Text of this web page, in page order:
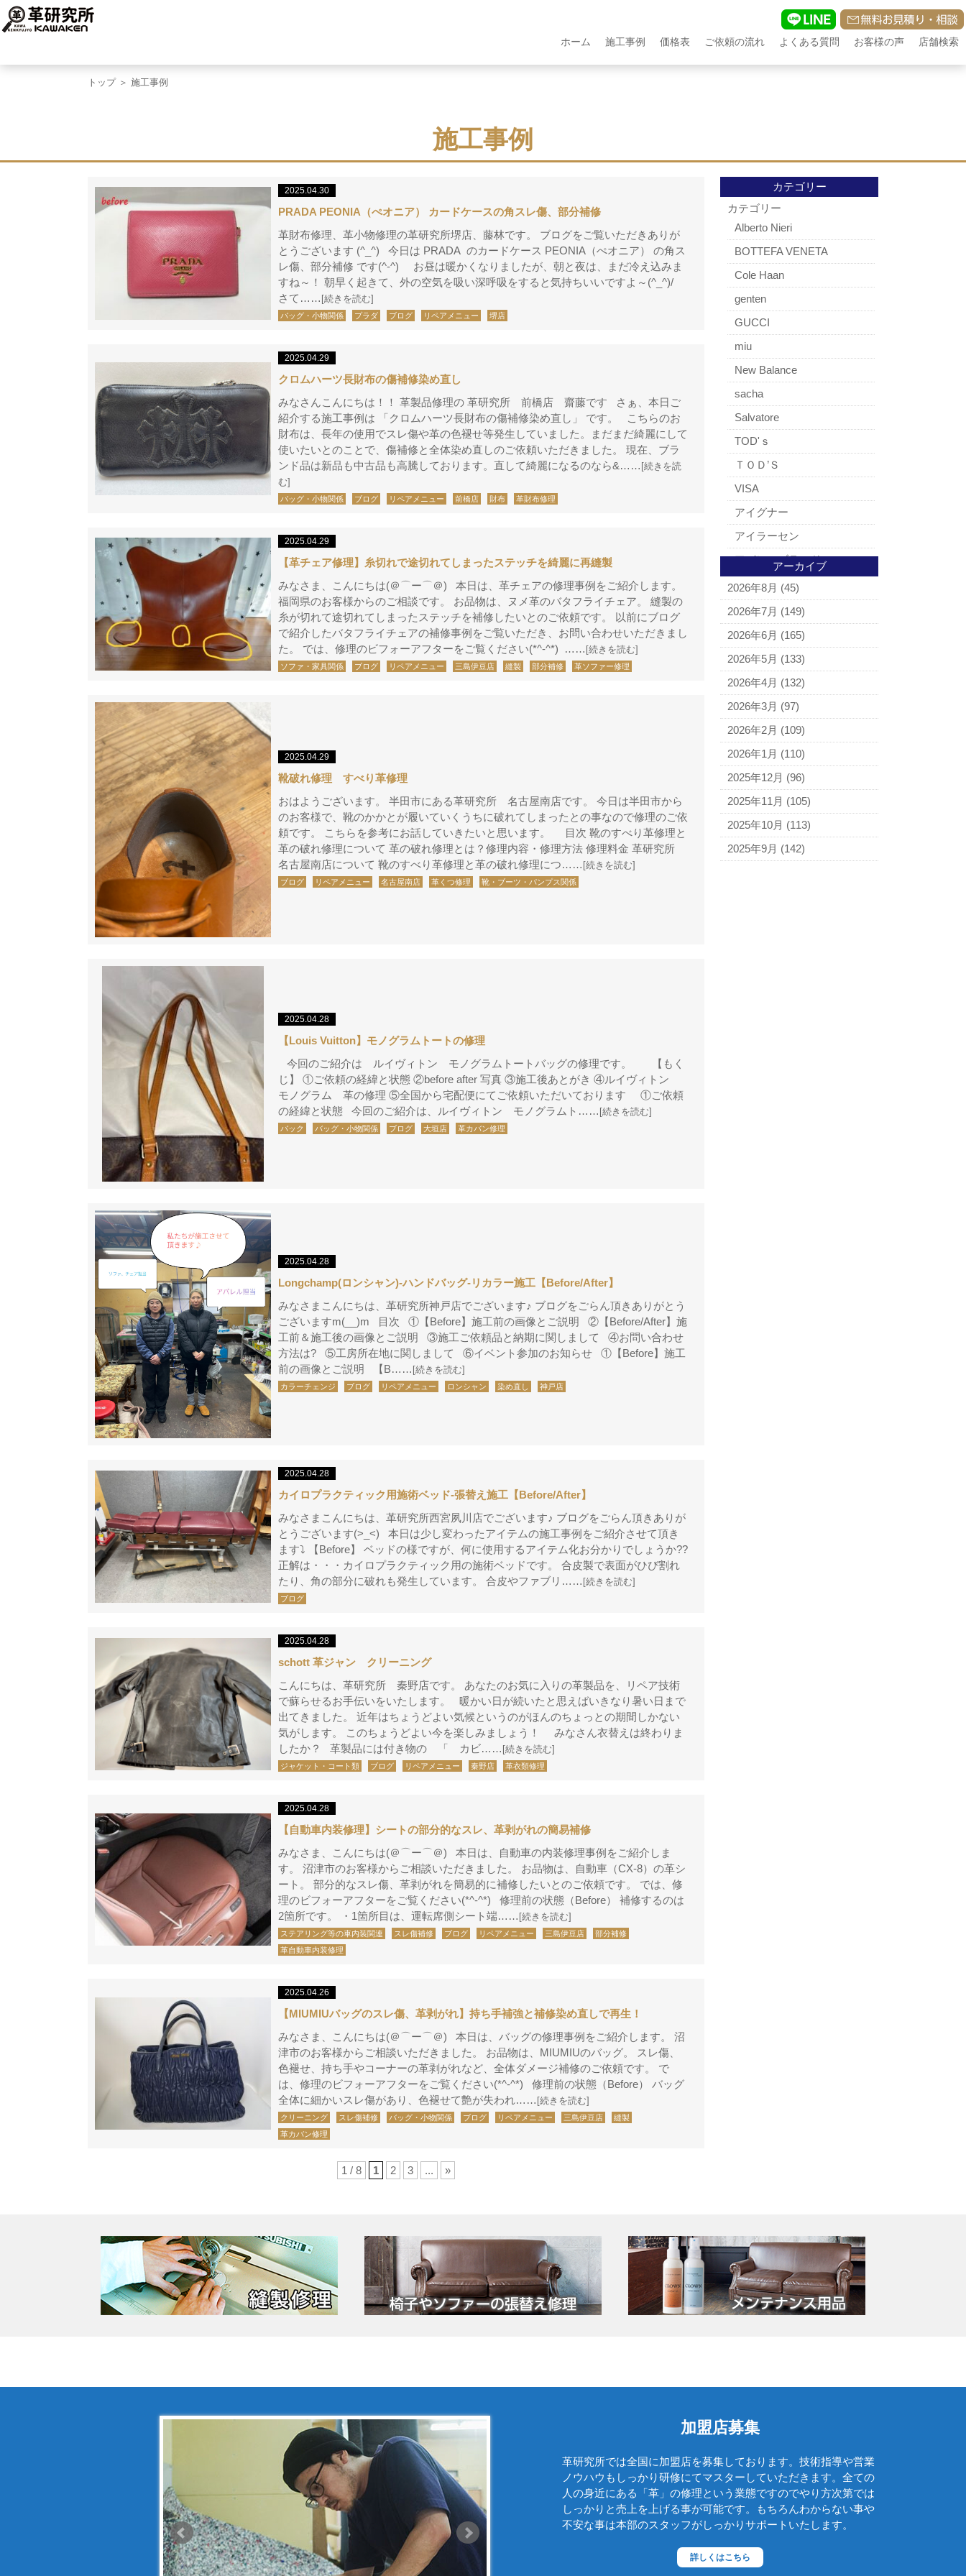
ホーム 施工事例 価格表 ご依頼の流れ よくある質問 お客様の声 店舗検索
トップ＞ 施工事例
施工事例
2025.04.30
PRADA PEONIA（ぺオニア） カードケースの角スレ傷、部分補修
革財布修理、革小物修理の革研究所堺店、藤林です。 ブログをご覧いただきありが
とうございます (^_^) 今日は PRADA のカードケース PEONIA（ぺオニア） の角ス
レ傷、部分補修 です(^-^) お昼は暖かくなりましたが、朝と夜は、まだ冷え込みま
すね～！ 朝早く起きて、外の空気を吸い深呼吸をすると気持ちいいですよ～(^_^)/
さて…… [続きを読む]
バッグ・小物関係 プラダ ブログ リペアメニュー 堺店
2025.04.29
クロムハーツ長財布の傷補修染め直し
みなさんこんにちは！！ 革製品修理の 革研究所 前橋店 齋藤です さぁ、本日ご
紹介する施工事例は 「クロムハーツ長財布の傷補修染め直し」 です。 こちらのお
財布は、長年の使用でスレ傷や革の色褪せ等発生していました。まだまだ綺麗にして
使いたいとのことで、傷補修と全体染め直しのご依頼いただきました。 現在、ブラ
ンド品は新品も中古品も高騰しております。直して綺麗になるのなら&…… [続きを読
む]
バッグ・小物関係 ブログ リペアメニュー 前橋店 財布 革財布修理
2025.04.29
【革チェア修理】糸切れで途切れてしまったステッチを綺麗に再縫製
みなさま、こんにちは(＠⌒ー⌒＠) 本日は、革チェアの修理事例をご紹介します。
福岡県のお客様からのご相談です。 お品物は、ヌメ革のバタフライチェア。 縫製の
糸が切れて途切れてしまったステッチを補修したいとのご依頼です。 以前にブログ
で紹介したバタフライチェアの補修事例をご覧いただき、お問い合わせいただきまし
た。 では、修理のビフォーアフターをご覧ください(*^-^*) …… [続きを読む]
ソファ・家具関係 ブログ リペアメニュー 三島伊豆店 縫製 部分補修 革ソファー修理
2025.04.29
靴破れ修理 すべり革修理
おはようございます。 半田市にある革研究所 名古屋南店です。 今日は半田市から
のお客様で、靴のかかとが履いていくうちに破れてしまったとの事なので修理のご依
頼です。 こちらを参考にお話していきたいと思います。 目次 靴のすべり革修理と
革の破れ修理について 革の破れ修理とは？修理内容・修理方法 修理料金 革研究所
名古屋南店について 靴のすべり革修理と革の破れ修理につ…… [続きを読む]
ブログ リペアメニュー 名古屋南店 革くつ修理 靴・ブーツ・パンプス関係
2025.04.28
【Louis Vuitton】モノグラムトートの修理
今回のご紹介は ルイヴィトン モノグラムトートバッグの修理です。 【もく
じ】 ①ご依頼の経緯と状態 ②before after 写真 ③施工後あとがき ④ルイヴィトン
モノグラム 革の修理 ⑤全国から宅配便にてご依頼いただいております ①ご依頼
の経緯と状態 今回のご紹介は、ルイヴィトン モノグラムト…… [続きを読む]
バック バッグ・小物関係 ブログ 大垣店 革カバン修理
2025.04.28
Longchamp(ロンシャン)-ハンドバッグ-リカラー施工【Before/After】
みなさまこんにちは、革研究所神戸店でございます♪ ブログをごらん頂きありがとう
ございますm(__)m 目次 ①【Before】施工前の画像とご説明 ②【Before/After】施
工前＆施工後の画像とご説明 ③施工ご依頼品と納期に関しまして ④お問い合わせ
方法は? ⑤工房所在地に関しまして ⑥イベント参加のお知らせ ①【Before】施工
前の画像とご説明 【B…… [続きを読む]
カラーチェンジ ブログ リペアメニュー ロンシャン 染め直し 神戸店
2025.04.28
カイロプラクティック用施術ベッド-張替え施工【Before/After】
みなさまこんにちは、革研究所西宮夙川店でございます♪ ブログをごらん頂きありが
とうございます(>_<) 本日は少し変わったアイテムの施工事例をご紹介させて頂き
ます⤵ 【Before】 ベッドの様ですが、何に使用するアイテム化お分かりでしょうか??
正解は・・・カイロプラクティック用の施術ベッドです。 合皮製で表面がひび割れ
たり、角の部分に破れも発生しています。 合皮やファブリ…… [続きを読む]
ブログ
2025.04.28
schott 革ジャン クリーニング
こんにちは、革研究所 秦野店です。 あなたのお気に入りの革製品を、リペア技術
で蘇らせるお手伝いをいたします。 暖かい日が続いたと思えばいきなり暑い日まで
出てきました。 近年はちょうどよい気候というのがほんのちょっとの期間しかない
気がします。 このちょうどよい今を楽しみましょう！ みなさん衣替えは終わりま
したか？ 革製品には付き物の 「 カビ…… [続きを読む]
ジャケット・コート類 ブログ リペアメニュー 秦野店 革衣類修理
2025.04.28
【自動車内装修理】シートの部分的なスレ、革剥がれの簡易補修
みなさま、こんにちは(＠⌒ー⌒＠) 本日は、自動車の内装修理事例をご紹介しま
す。 沼津市のお客様からご相談いただきました。 お品物は、自動車（CX-8）の革シ
ート。 部分的なスレ傷、革剥がれを簡易的に補修したいとのご依頼です。 では、修
理のビフォーアフターをご覧ください(*^-^*) 修理前の状態（Before） 補修するのは
2箇所です。 ・1箇所目は、運転席側シート端…… [続きを読む]
ステアリング等の車内装関連 スレ傷補修 ブログ リペアメニュー 三島伊豆店
部分補修
革自動車内装修理
2025.04.26
【MIUMIUバッグのスレ傷、革剥がれ】持ち手補強と補修染め直しで再生！
みなさま、こんにちは(＠⌒ー⌒＠) 本日は、バッグの修理事例をご紹介します。 沼
津市のお客様からご相談いただきました。 お品物は、MIUMIUのバッグ。 スレ傷、
色褪せ、持ち手やコーナーの革剥がれなど、全体ダメージ補修のご依頼です。 で
は、修理のビフォーアフターをご覧ください(*^-^*) 修理前の状態（Before） バッグ
全体に細かいスレ傷があり、色褪せて艶が失われ…… [続きを読む]
クリーニング スレ傷補修 バッグ・小物関係 ブログ リペアメニュー 三島伊豆店
縫製
革カバン修理
1 / 8 1 2 3 ... »
カテゴリー
カテゴリー
Alberto Nieri
BOTTEFA VENETA
Cole Haan
genten
GUCCI
miu
New Balance
sacha
Salvatore
TOD'ｓ
ＴＯＤ’Ｓ
VISA
アイグナー
アイラーセン
アパレルブランド
BALLY
ＵＧＧ
アナスイ
アニエスベー
アルマーニ
アレン・エドモンズ
アンナ モリナーリ
イブ・サンローラン
ヴェロ・キーオ
ウンガロ
エヴー
エミリオ・プッチ
エルメス
モノグラム
レッドウィング
レパント
イベント・催事
カッシーナ
カリモク
ケリーバック
ソール交換
アーカイブ
2026年8月 (45)
2026年7月 (149)
2026年6月 (165)
2026年5月 (133)
2026年4月 (132)
2026年3月 (97)
2026年2月 (109)
2026年1月 (110)
2025年12月 (96)
2025年11月 (105)
2025年10月 (113)
2025年9月 (142)
加盟店募集
革研究所では全国に加盟店を募集しております。技術指導や営業
ノウハウもしっかり研修にてマスターしていただきます。全ての
人の身近にある「革」の修理という業態ですのでやり方次第では
しっかりと売上を上げる事が可能です。もちろんわからない事や
不安な事は本部のスタッフがしっかりサポートいたします。
詳しくはこちら